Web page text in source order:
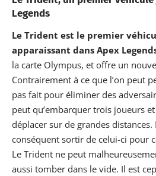
Legends
Le Trident est le premier
apparaissant dans Apex
la carte Olympus, et offre un
Contrairement à ce que l’on peut
pas fait pour éliminer des
peut qu’embarquer trois joueurs
déplacer sur de grandes
conséquent sortir de celui-ci pour
Le Trident ne peut
aussi tomber dans le vide. Il est